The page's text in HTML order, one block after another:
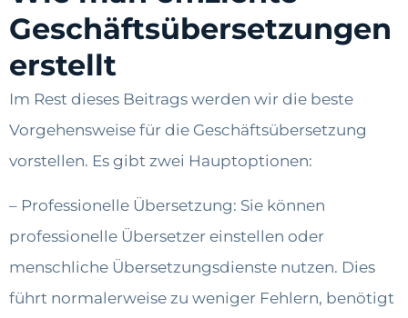
Geschäftsübersetzungen
erstellt
Im Rest dieses Beitrags werden wir die beste
Vorgehensweise für die Geschäftsübersetzung
vorstellen. Es gibt zwei Hauptoptionen:
– Professionelle Übersetzung: Sie können
professionelle Übersetzer einstellen oder
menschliche Übersetzungsdienste nutzen. Dies
führt normalerweise zu weniger Fehlern, benötigt